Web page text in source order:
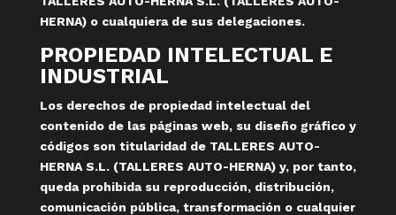
HERNA) o cualquiera de sus delegaciones.
PROPIEDAD INTELECTUAL E
INDUSTRIAL
Los derechos de propiedad intelectual del
contenido de las páginas web, su diseño gráfico y
códigos son titularidad de TALLERES AUTO-
HERNA S.L. (TALLERES AUTO-HERNA) y, por tanto,
queda prohibida su reproducción, distribución,
comunicación pública, transformación o cualquier